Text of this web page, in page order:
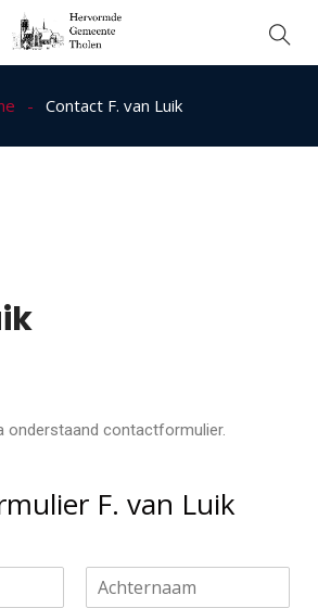
Contact F. van Luik
onderstaand contactformulier.
F. van Luik